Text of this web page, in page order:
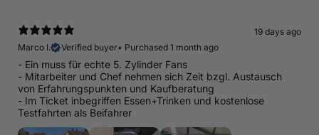
19 days ago
Marco I.
Verified buyer• Purchased 1 month ago
- Ein muss für echte 5. Zylinder Fans
- Mitarbeiter und Chef nehmen sich Zeit bzgl. Austausch
von Erfahrungspunkten und Kaufberatung
- Im Ticket inbegriffen Essen+Trinken und kostenlose
Testfahrten als Beifahrer